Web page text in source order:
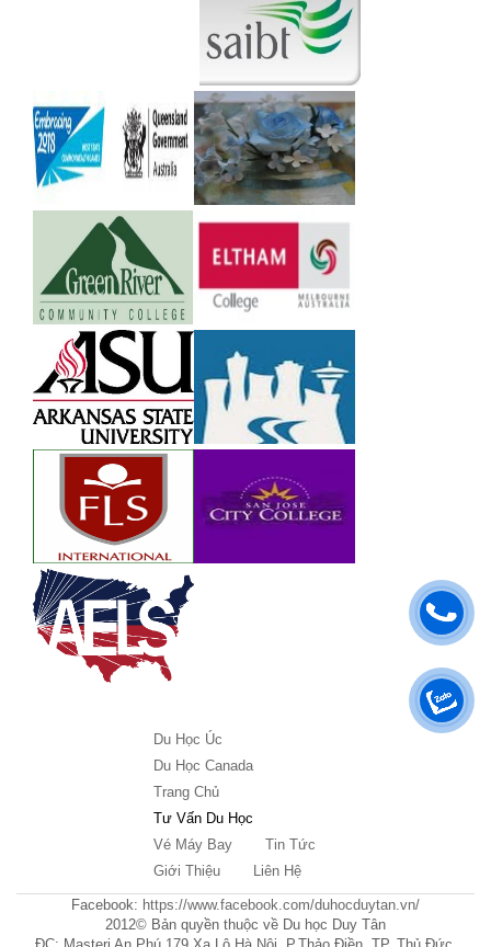
Du Học Úc
Du Học Canada
Trang Chủ
Tư Vấn Du Học
Vé Máy Bay
Tin Tức
Giới Thiệu
Liên Hệ
Facebook: https://www.facebook.com/duhocduytan.vn/
2012© Bản quyền thuộc về Du học Duy Tân